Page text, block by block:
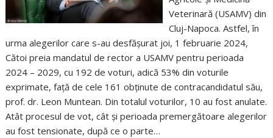
Veterinară (USAMV) din
Cluj-Napoca. Astfel, în
urma alegerilor care s-au desfășurat joi, 1 februarie 2024,
Cătoi preia mandatul de rector a USAMV pentru perioada
2024 – 2029, cu 192 de voturi, adică 53% din voturile
exprimate, față de cele 161 obținute de contracandidatul său,
prof. dr. Leon Muntean. Din totalul voturilor, 10 au fost anulate.
Atât procesul de vot, cât și perioada premergătoare alegerilor
au fost tensionate, după ce o parte…